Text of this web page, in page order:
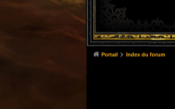
Portail Index du forum